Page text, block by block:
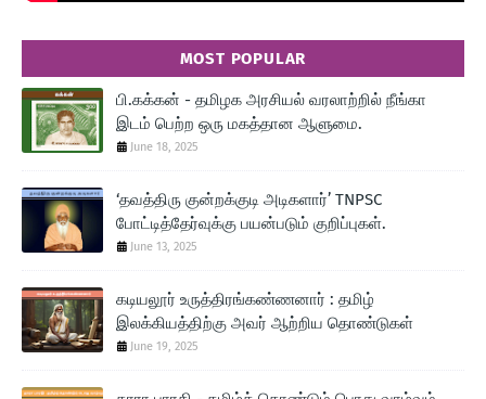
MOST POPULAR
பி.கக்கன் - தமிழக அரசியல் வரலாற்றில் நீங்கா
இடம் பெற்ற ஒரு மகத்தான ஆளுமை.
June 18, 2025
‘தவத்திரு குன்றக்குடி அடிகளார்’ TNPSC
போட்டித்தேர்வுக்கு பயன்படும் குறிப்புகள்.
June 13, 2025
கடியலூர் உருத்திரங்கண்ணனார் : தமிழ்
இலக்கியத்திற்கு அவர் ஆற்றிய தொண்டுகள்
June 19, 2025